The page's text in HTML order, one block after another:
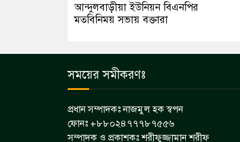
আন্দুলবাড়ীয়া ইউনিয়ন বিএনপির
মতবিনিময় সভায় বক্তারা
সময়ের সমীকরণঃ
প্রধান সম্পাদকঃ নাজমুল হক স্বপন
ফোনঃ +৮৮০২৪৭৭৭৮৭৫৫৬
সম্পাদক ও প্রকাশকঃ শরীফুজ্জামান শরীফ